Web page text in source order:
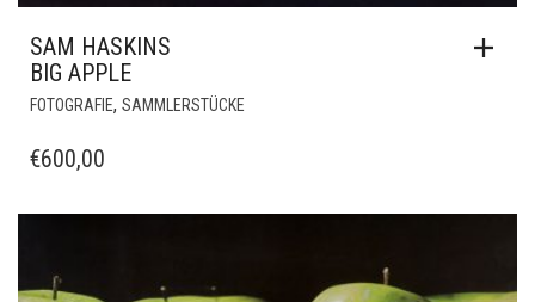
SAM HASKINS
BIG APPLE
FOTOGRAFIE, SAMMLERSTÜCKE
€600,00